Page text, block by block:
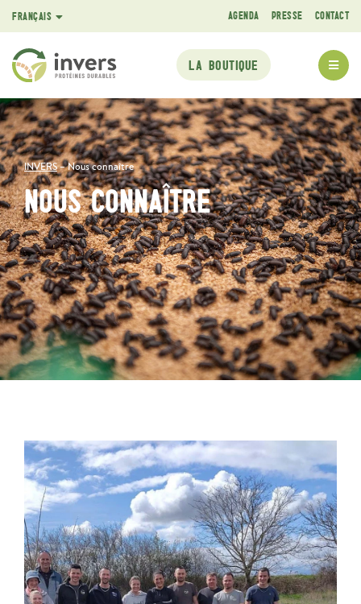
FRANÇAIS
ENGLISH AGENDA PRESSE CONTACT
LA BOUTIQUE
INVERS–Nous connaître
NOUS CONNAÎTRE